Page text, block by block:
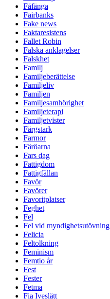
Fåfänga
Fairbanks
Fake news
Faktaresistens
Fallet Robin
Falska anklagelser
Falskhet
Familj
Familjeberättelse
Familjeliv
Familjen
Familjesamhörighet
Familjeterapi
Familjetvister
Färgstark
Farmor
Färöarna
Fars dag
Fattigdom
Fattigfällan
Favör
Favörer
Favoritplatser
Feghet
Fel
Fel vid myndighetsutövning
Felicia
Feltolkning
Feminism
Femtio år
Fest
Fester
Fetma
Fia Iveslätt